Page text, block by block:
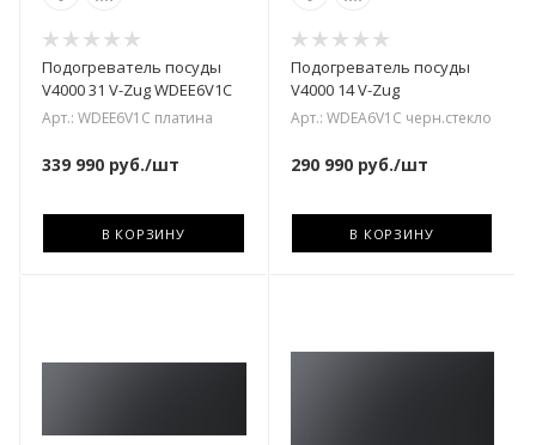
Подогреватель посуды
V4000 31 V-Zug WDEE6V1C
Арт.: WDEE6V1C платина
339 990 руб./шт
В КОРЗИНУ
Подогреватель посуды
V4000 14 V-Zug
Арт.: WDEA6V1C черн.стекло
290 990руб./шт
В КОРЗИНУ